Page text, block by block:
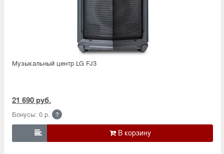
Музыкальный центр LG FJ3
21 690 руб.
Бонусы: 0 р. ?
